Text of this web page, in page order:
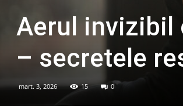
Aerul invizibil
– secretele
mart. 3, 2026 15 0